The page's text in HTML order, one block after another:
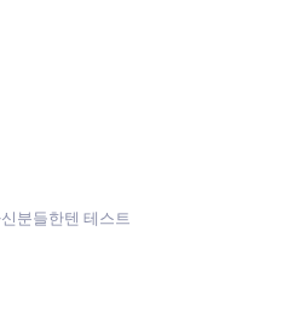
분들한텐 테스트